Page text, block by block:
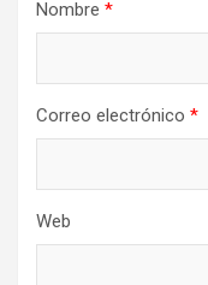
Nombre *
Correo electrónico *
Web